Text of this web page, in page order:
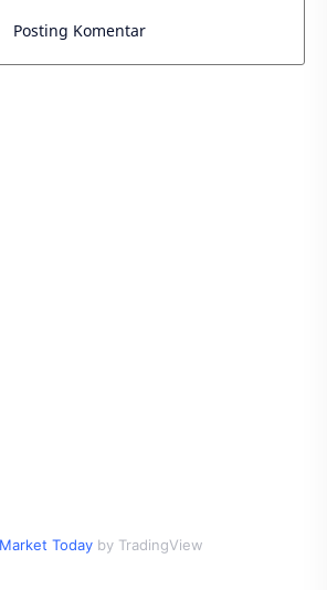
Posting Komentar
Today by TradingView